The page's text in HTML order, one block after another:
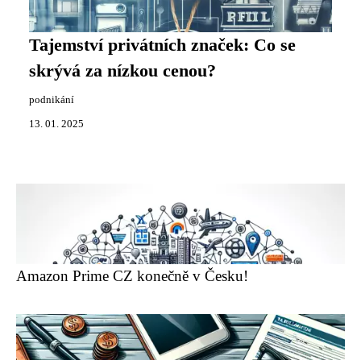
Tajemství privátních značek: Co se
skrývá za nízkou cenou?
podnikání
13. 01. 2025
Amazon Prime CZ konečně v Česku!